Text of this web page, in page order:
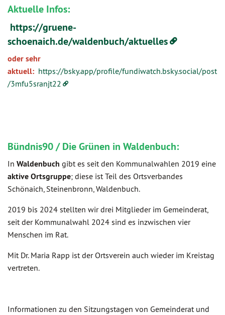
Aktuelle Infos:
https://gruene-
schoenaich.de/waldenbuch/aktuelles
oder sehr
aktuell: https://bsky.app/profile/fundiwatch.bsky.social/post
/3mfu5sranjt22
Bündnis90 / Die Grünen in Waldenbuch:
In Waldenbuch gibt es seit den Kommunalwahlen 2019 eine
aktive Ortsgruppe; diese ist Teil des Ortsverbandes
Schönaich, Steinenbronn, Waldenbuch.
2019 bis 2024 stellten wir drei Mitglieder im Gemeinderat,
seit der Kommunalwahl 2024 sind es inzwischen vier
Menschen im Rat.
Mit Dr. Maria Rapp ist der Ortsverein auch wieder im Kreistag
vertreten.
Informationen zu den Sitzungstagen von Gemeinderat und